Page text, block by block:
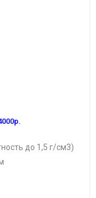
до 1,5 г/см3)